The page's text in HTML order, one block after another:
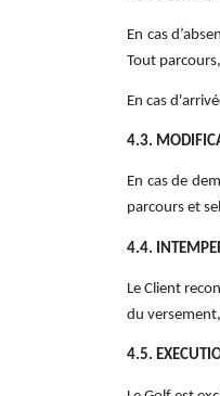
En cas
Tout
En cas
4.3.
En cas de
parcours et
4.4.
Le Client
du
4.5.